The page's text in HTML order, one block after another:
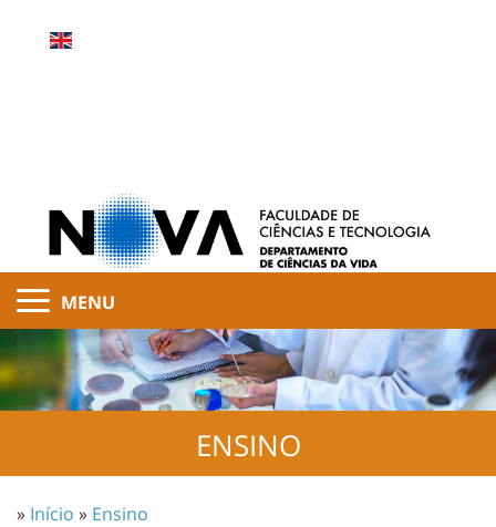
MENU
ENSINO
» Início » Ensino